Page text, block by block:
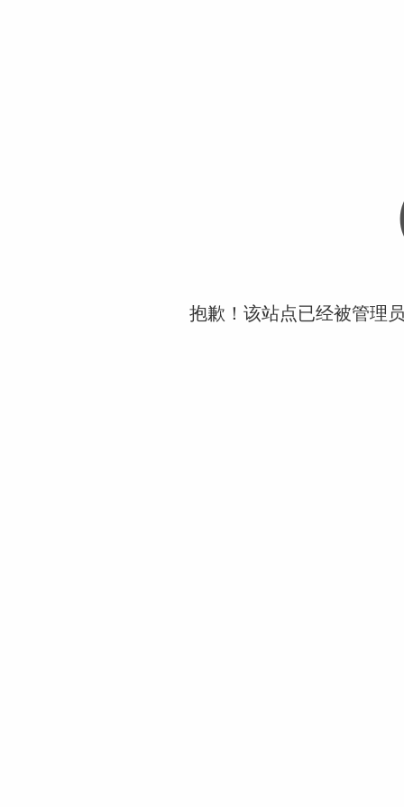
抱歉！该站点已经被管理